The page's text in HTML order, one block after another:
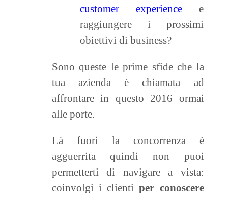
customer experiencee
raggiungere i prossimi
obiettivi di business?
Sono queste le prime sfide che la
tua azienda è chiamata ad
affrontare in questo 2016 ormai
alle porte.
Là fuori la concorrenza è
agguerrita quindi non puoi
permetterti di navigare a vista:
coinvolgi i clientiper conoscere